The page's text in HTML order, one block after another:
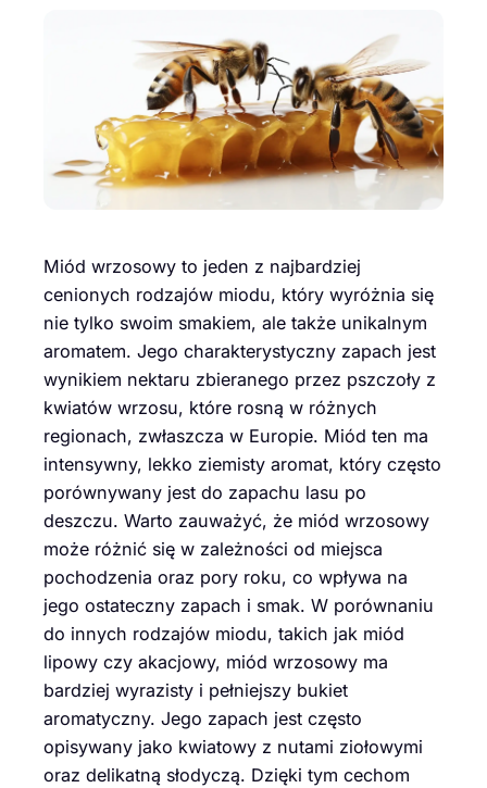
Miód wrzosowy to jeden z najbardziej
cenionych rodzajów miodu, który wyróżnia się
nie tylko swoim smakiem, ale także unikalnym
aromatem. Jego charakterystyczny zapach jest
wynikiem nektaru zbieranego przez pszczoły z
kwiatów wrzosu, które rosną w różnych
regionach, zwłaszcza w Europie. Miód ten ma
intensywny, lekko ziemisty aromat, który często
porównywany jest do zapachu lasu po
deszczu. Warto zauważyć, że miód wrzosowy
może różnić się w zależności od miejsca
pochodzenia oraz pory roku, co wpływa na
jego ostateczny zapach i smak. W porównaniu
do innych rodzajów miodu, takich jak miód
lipowy czy akacjowy, miód wrzosowy ma
bardziej wyrazisty i pełniejszy bukiet
aromatyczny. Jego zapach jest często
opisywany jako kwiatowy z nutami ziołowymi
oraz delikatną słodyczą. Dzięki tym cechom